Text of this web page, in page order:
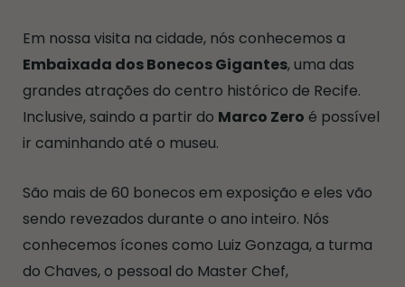
Em nossa visita na cidade, nós conhecemos a
Embaixada dos Bonecos Gigantes, uma das
grandes atrações do centro histórico de Recife.
Inclusive, saindo a partir do Marco Zero é possível
ir caminhando até o museu.
São mais de 60 bonecos em exposição e eles vão
sendo revezados durante o ano inteiro. Nós
conhecemos ícones como Luiz Gonzaga, a turma
do Chaves, o pessoal do Master Chef,